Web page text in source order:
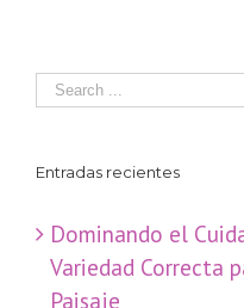
Entradas recientes
Dominando el
Variedad Correcta
Paisaje